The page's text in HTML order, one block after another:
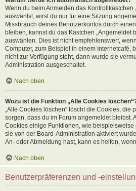
Wenn du beim Anmelden das Kontrollkästchen
auswählst, wirst du nur für eine Sitzung
Missbrauch deines Benutzerkontos durch
bleiben, kannst du das Kästchen „Angemeldet
auswählen. Dies ist nicht empfehlenswert,
Computer, zum Beispiel in einem Internetcafé,
nicht zur Verfügung steht, dann wurde sie
Administration ausgeschaltet.
Nach oben
Wozu ist die Funktion „Alle Cookies
„Alle Cookies löschen“ löscht die Cookies, die
sorgen, dass du im Forum angemeldet bleibst.
Cookies einige Funktionen, wie beispielsweise
sie von der Board-Administration aktiviert
An- oder Abmeldung hast, kann es helfen,
Nach oben
Benutzerpräferenzen und -